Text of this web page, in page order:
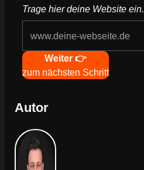
Trage hier deine Website ein.
NavigationWeiter 👉
zum nächsten Schritt
Autor